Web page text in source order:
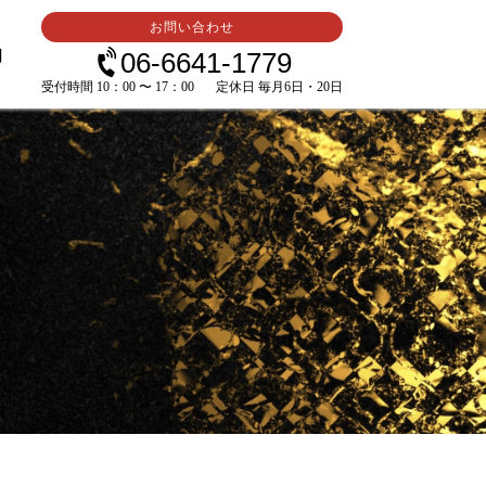
お問い合わせ
06-6641-1779
受付時間 10：00 〜 17：00 定休日 毎月6日・20日